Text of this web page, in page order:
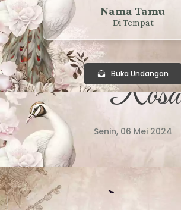
Nama Tamu
Di Tempat
Buka Undangan
Adiatma
dan
Rosa
Senin, 06 Mei 2024